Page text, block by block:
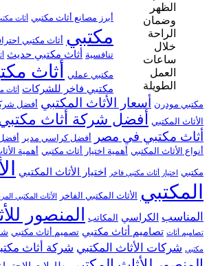
أبرز مصانع أثاث مكتبي أثاث
مكتبي أثاث مكتبي
تنافسية أثاث مكتبي حديث
مكتبي عملي
أثاث
مكتبي فاخر للشركات
أثاث
مكتبي مودرن
أسعار الأثاث المكتبي أفضل
الأثاث المكتبي أفضل شركة أثاث
أثاث مكتبي في مصر
أفضل كراسي مدير أفضل
أنواع الأثاث المكتبي أهمية اختيار أثاث مكتبي أهمية
مكتبي اختيار أثاث مكتبي فاخر اختيار الأثاث المكتبي
المكتبي الأثاث المكتبي الفاخر الأثاث المكتبي
المناسب
الكراسي المكاتب المنصور
تصاميم أثاث تصاميم أثاث مكتبي تصميم أثاث مكتبي
مكتبي شركات الأثاث المكتبي شركة أثاث